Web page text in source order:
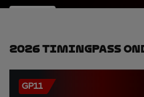
2026 TimingPass
GP11